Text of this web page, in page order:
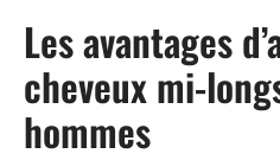
Les avantages
cheveux mi-
hommes